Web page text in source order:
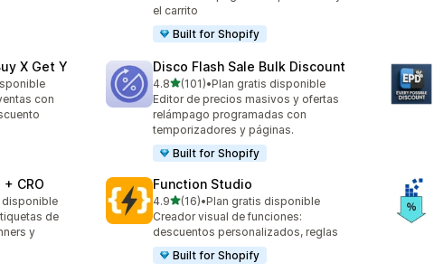
el carrito
Built for Shopify
X Get Y
con
Disco Flash Sale Bulk Discount
4.8de 5 estrellas
(101)
101 reseñas en total
•Plan gratis disponible
Editor de precios masivos y ofertas
relámpago programadas con
temporizadores y páginas.
Built for Shopify
CRO
disponible
de
y
Function Studio
4.9de 5 estrellas
(16)
16 reseñas en total
•Plan gratis disponible
Creador visual de funciones:
descuentos personalizados, reglas
Built for Shopify